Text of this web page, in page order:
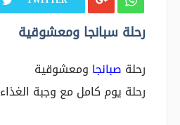
رحلة سبانجا ومعشوقية
رحلة صبانجا ومعشوقية
رحلة يوم كامل مع وجبة الغذاء